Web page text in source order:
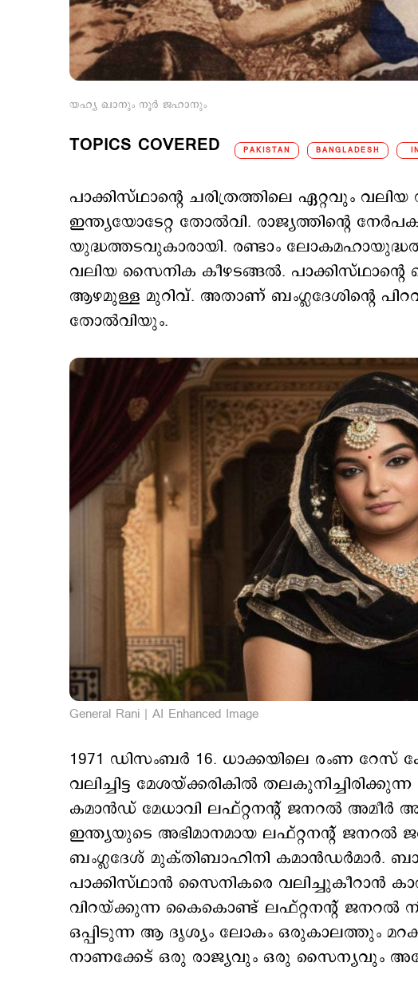
യഹ്യ ഖാനും നൂര്‍ ജഹാനും
TOPICS COVERED PAKISTAN BANGLADESH
പാക്കിസ്ഥാന്‍റെ ചരിത്രത്തിലെ ഏറ്റവും
ഇന്ത്യയോടേറ്റ തോല്‍വി. രാജ്യത്തിന്‍റെ
യുദ്ധത്തടവുകാരായി. രണ്ടാം
വലിയ സൈനിക കീഴടങ്ങല്‍.
ആഴമുള്ള മുറിവ്. അതാണ് ബംഗ്ലദേശിന്‍റെ
തോല്‍വിയും.
General Rani | AI Enhanced Image
1971 ഡിസംബര്‍ 16. ധാക്കയിലെ രംണ
വലിച്ചിട്ട മേശയ്ക്കരികില്‍
കമാന്‍ഡ് മേധാവി ലഫ്റ്റനന്‍റ് ജനറല്‍ അമീര്‍
ഇന്ത്യയുടെ അഭിമാനമായ ലഫ്റ്റനന്‍റ്
ബംഗ്ലദേശ് മുക്തിബാഹിനി കമാന്‍ഡര്‍മാര്‍.
പാക്കിസ്ഥാന്‍ സൈനികരെ വലിച്ചുകീറാന്‍
വിറയ്ക്കുന്ന കൈകൊണ്ട് ലഫ്റ്റനന്‍റ് ജനറല്‍
ഒപ്പിടുന്ന ആ ദൃശ്യം ലോകം ഒരുകാലത്തും
നാണക്കേട് ഒരു രാജ്യവും ഒരു സൈന്യവും